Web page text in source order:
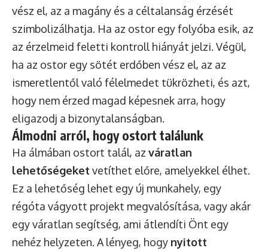
vész el, az a magány és a céltalanság érzését
szimbolizálhatja. Ha az ostor egy folyóba esik, az
az érzelmeid feletti kontroll hiányát jelzi. Végül,
ha az ostor egy sötét erdőben vész el, az az
ismeretlentől való félelmedet tükrözheti, és azt,
hogy nem érzed magad képesnek arra, hogy
eligazodj a bizonytalanságban.
Álmodni arról, hogy ostort találunk
Ha álmában ostort talál, az váratlan
lehetőségeket vetíthet előre, amelyekkel élhet.
Ez a lehetőség lehet egy új munkahely, egy
régóta vágyott projekt megvalósítása, vagy akár
egy váratlan segítség, ami átlendíti Önt egy
nehéz helyzeten. A lényeg, hogy nyitott